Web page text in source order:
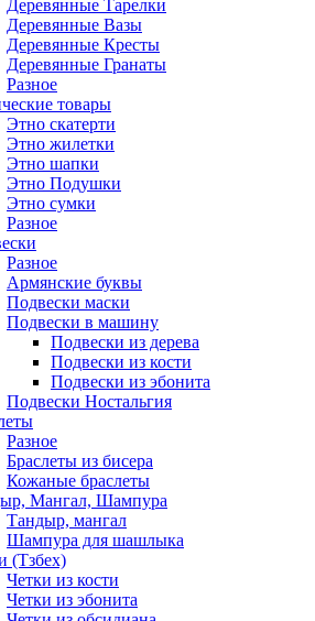
Деревянные Тарелки
Деревянные Вазы
Деревянные Кресты
Деревянные Гранаты
Разное
товары
Этно скатерти
Этно жилетки
Этно шапки
Этно Подушки
Этно сумки
Разное
Разное
Армянские буквы
Подвески маски
Подвески в машину
Подвески из дерева
Подвески из кости
Подвески из эбонита
Подвески Ностальгия
Разное
Браслеты из бисера
Кожаные браслеты
Мангал, Шампура
Тандыр, мангал
Шампура для шашлыка
(Тзбех)
Четки из кости
Четки из эбонита